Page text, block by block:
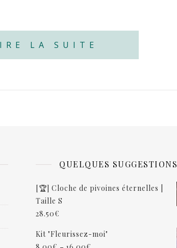
LA SUITE
QUELQUES SUGGESTIONS
[🏆] Cloche de pivoines éternelles |
Taille S
28.50€
Kit "Fleurissez-moi"